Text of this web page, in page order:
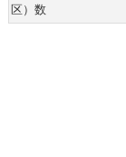
区）数